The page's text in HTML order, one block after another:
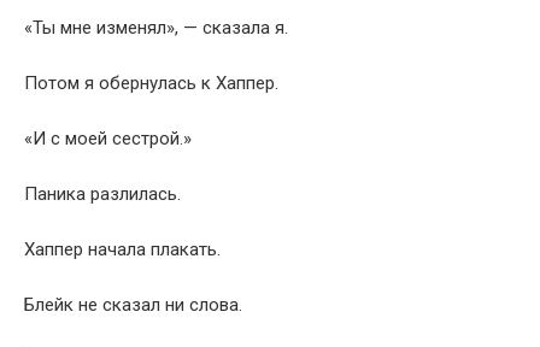
«Ты мне изменял», — сказала я.
Потом я обернулась к Хаппер.
«И с моей сестрой.»
Паника разлилась.
Хаппер начала плакать.
Блейк не сказал ни слова.